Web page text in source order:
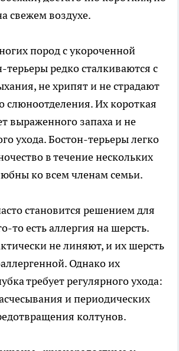
свежем воздухе.
пород с укороченной
терьеры редко сталкиваются с
не хрипят и не страдают
слюноотделения. Их короткая
выраженного запаха и не
ухода. Бостон-терьеры легко
в течение нескольких
ко всем членам семьи.
становится решением для
то есть аллергия на шерсть.
не линяют, и их шерсть
Однако их
требует регулярного ухода:
и периодических
колтунов.